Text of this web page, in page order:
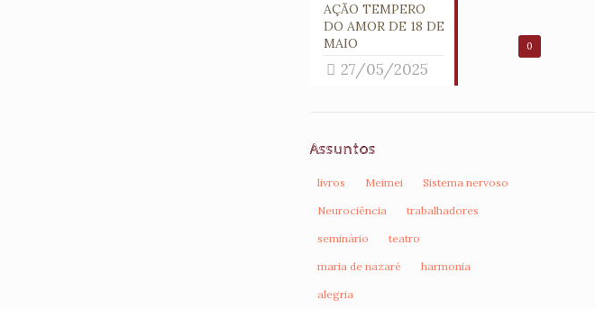
0
AÇÃO TEMPERO
DO AMOR DE 18 DE
MAIO
27/05/2025
Assuntos
livros Meimei Sistema nervoso
Neurociência trabalhadores
seminário teatro
maria de nazaré harmonia
alegria